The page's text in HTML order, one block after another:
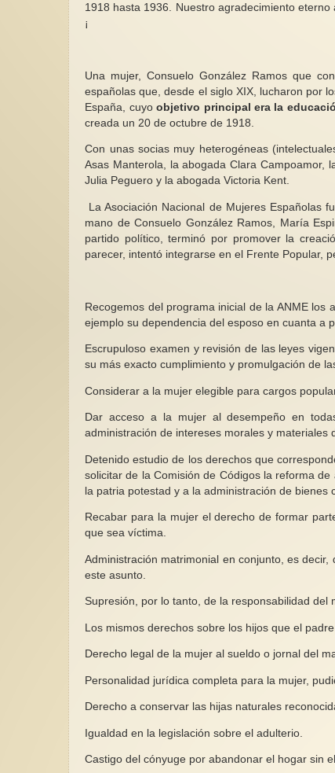
1918 hasta 1936. Nuestro agradecimiento
¡
Una mujer, Consuelo González Ramos que
españolas que, desde el siglo XIX, lucharon por
España, cuyoobjetivo principal era la
creada un 20 de octubre de 1918.
Con unas socias muy heterogéneas
Asas Manterola, la abogada Clara Campoamor,
Julia Peguero y la abogada Victoria Kent.
La Asociación Nacional de Mujeres Españolas
mano de Consuelo González Ramos, María
partido político, terminó por promover la
parecer, intentó integrarse en el Frente Popular,
Recogemos del programa inicial de la ANME
ejemplo su dependencia del esposo en cuanta
Escrupuloso examen y revisión de las leyes
su más exacto cumplimiento y promulgación de
Considerar a la mujer elegible para cargos
Dar acceso a la mujer al desempeño en
administración de intereses morales y materiales
Detenido estudio de los derechos que
solicitar de la Comisión de Códigos la reforma
la patria potestad y a la administración de bienes
Recabar para la mujer el derecho de formar
que sea víctima.
Administración matrimonial en conjunto, es
este asunto.
Supresión, por lo tanto, de la responsabilidad del
Los mismos derechos sobre los hijos que el
Derecho legal de la mujer al sueldo o jornal del
Personalidad jurídica completa para la mujer,
Derecho a conservar las hijas naturales
Igualdad en la legislación sobre el adulterio.
Castigo del cónyuge por abandonar el hogar sin
Feminismo para principiantes como
parte de la aculturación violeta (2)
El asunto del descrédito del
feminismo, la mala reputación de
las feministas y de mujeres...
Triste realidad
Traemos los
machista en
pais de poco
millones...